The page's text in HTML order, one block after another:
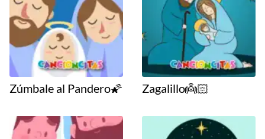
Zúmbale al Pandero🌠 Zagalillo👼🏻